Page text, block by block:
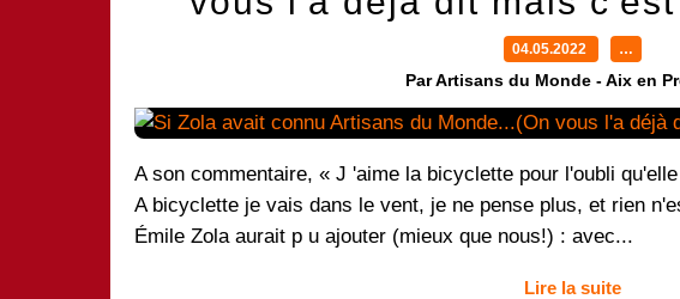
04.05.2022 …
Par Artisans du Monde - Aix en
A son commentaire, « J 'aime la bicyclette pour l'oubli
A bicyclette je vais dans le vent, je ne pense plus, et rien
Émile Zola aurait p u ajouter (mieux que nous!) : avec...
Lire la suite